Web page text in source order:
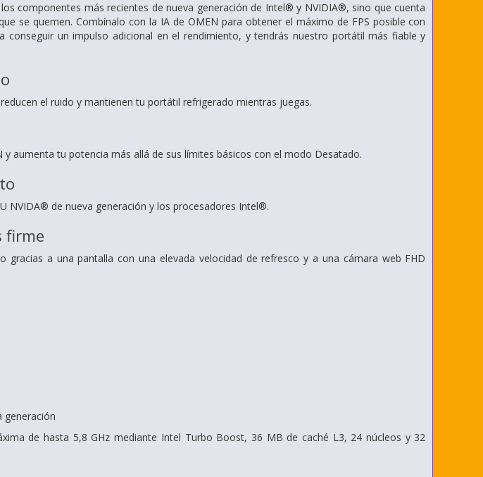
componentes más recientes de nueva generación de Intel® y NVIDIA®, sino que cuenta
se quemen. Combínalo con la IA de OMEN para obtener el máximo de FPS posible con
un impulso adicional en el rendimiento, y tendrás nuestro portátil más fiable y
el ruido y mantienen tu portátil refrigerado mientras juegas.
y aumenta tu potencia más allá de sus límites básicos con el modo Desatado.
NVIDA® de nueva generación y los procesadores Intel®.
firme
a una pantalla con una elevada velocidad de refresco y a una cámara web FHD
generación
de hasta 5,8 GHz mediante Intel Turbo Boost, 36 MB de caché L3, 24 núcleos y 32